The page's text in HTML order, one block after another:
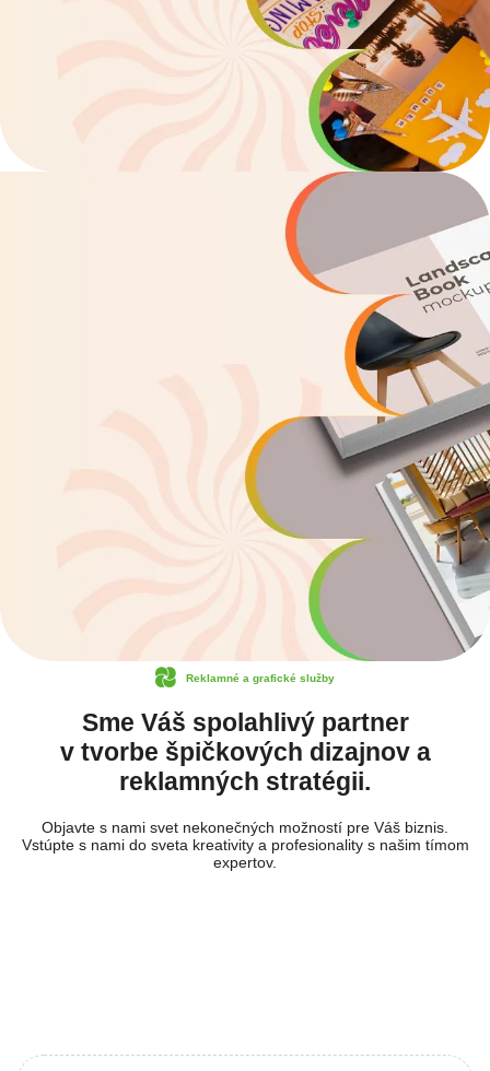
Reklamné a grafické služby
Sme Váš spolahlivý partner
v tvorbe špičkových dizajnov a
reklamných stratégii.
Objavte s nami svet nekonečných možností pre Váš biznis.
Vstúpte s nami do sveta kreativity a profesionality s našim tímom
expertov.